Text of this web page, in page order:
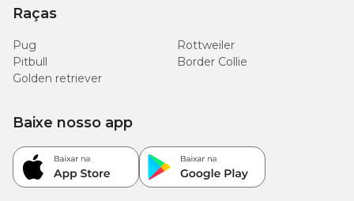
Raças
Pug
Rottweiler
Pitbull
Border Collie
Golden retriever
Baixe nosso app